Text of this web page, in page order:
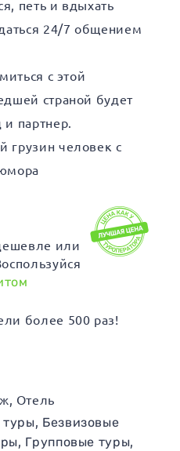
петь и вдыхать
24/7 общением
с этой
страной будет
партнер.
грузин человек с
или
более 500 раз!
Отель
туры, Безвизовые
, Групповые туры,